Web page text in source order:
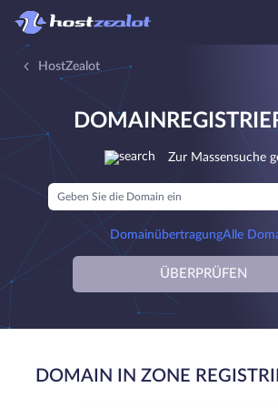
HostZealot
Zur Massensuche
DomainübertragungAlle
ÜBERPRÜFEN
DOMAIN IN ZONE